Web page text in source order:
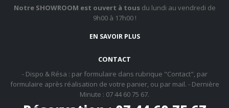
Notre SHOWROOM est ouvert à tousdu lundi au vendredi de
9h00 à 17h00 !
EN SAVOIR PLUS
CONTACT
- Dispo & Résa : par formulaire dans rubrique "Contact", par
formulaire après réalisation de votre panier, ou par mail. - Dernière
Minute : 07 44 60 75 67.